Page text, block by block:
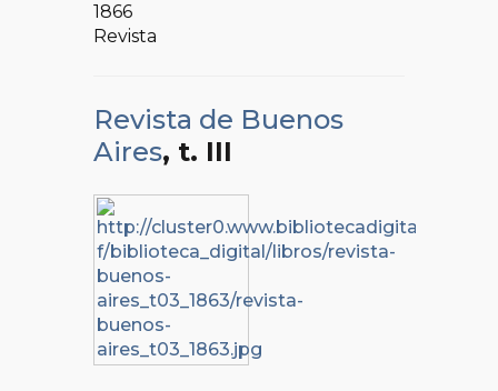
1866
Revista
Revista de Buenos
Aires, t. III